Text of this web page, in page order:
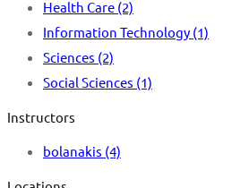
Health Care (2)
Information Technology (1)
Sciences (2)
Social Sciences (1)
Instructors
bolanakis (4)